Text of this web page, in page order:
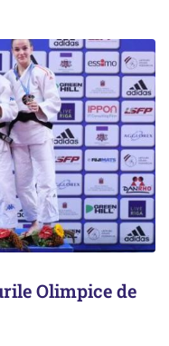
Olimpice de